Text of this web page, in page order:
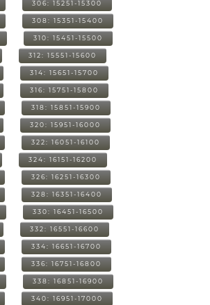
306: 15251-15300
308: 15351-15400
310: 15451-15500
312: 15551-15600
314: 15651-15700
316: 15751-15800
318: 15851-15900
320: 15951-16000
322: 16051-16100
324: 16151-16200
326: 16251-16300
328: 16351-16400
330: 16451-16500
332: 16551-16600
334: 16651-16700
336: 16751-16800
338: 16851-16900
340: 16951-17000